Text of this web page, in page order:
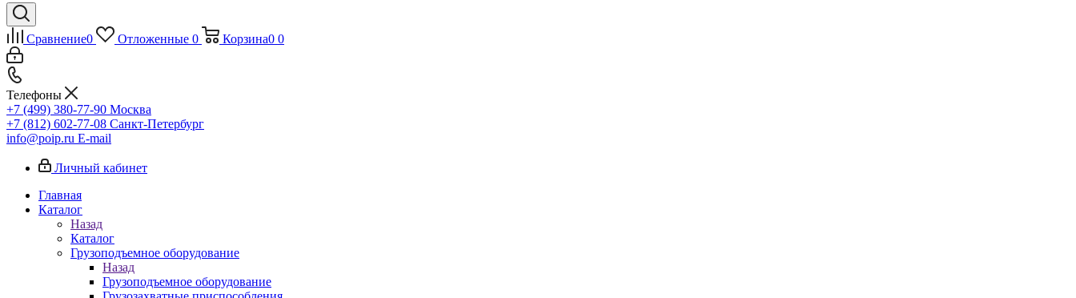
Сравнение0 Отложенные 0 Корзина0 0
Телефоны
+7 (499) 380-77-90 Москва
+7 (812) 602-77-08 Санкт-Петербург
info@poip.ru E-mail
Личный кабинет
Главная
Каталог
Назад
Каталог
Грузоподъемное оборудование
Назад
Грузоподъемное оборудование